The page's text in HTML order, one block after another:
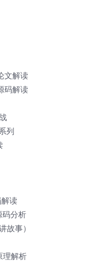
文解读
码解读
列
读
分析
事）
解析